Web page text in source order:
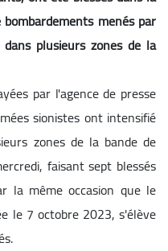
menés par
plusieurs zones de la
par l'agence de presse
sionistes ont intensifié
zones de la bande de
faisant sept blessés
la même occasion que le
le 7 octobre 2023, s'élève